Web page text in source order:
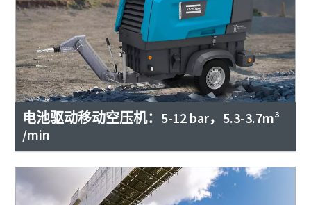
电池驱动移动空压机：5-12 bar，5.3-3.7m³
/min